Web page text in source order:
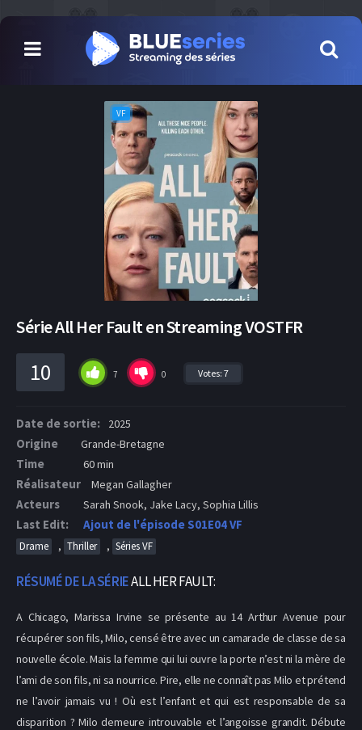
VF
Série All Her Fault en Streaming VOSTFR
10 7 0 Votes: 7
Date de sortie: 2025
Origine Grande-Bretagne
Time 60 min
Réalisateur Megan Gallagher
Acteurs Sarah Snook, Jake Lacy, Sophia Lillis
Last Edit: Ajout de l'épisode S01E04 VF
Drame , Thriller , Séries VF
RÉSUMÉ DE LA SÉRIEALL HER FAULT:
A Chicago, Marissa Irvine se présente au 14 Arthur Avenue pour
récupérer son fils, Milo, censé être avec un camarade de classe de sa
nouvelle école. Mais la femme qui lui ouvre la porte n’est ni la mère de
l’ami de son fils, ni sa nourrice. Pire, elle ne connaît pas Milo et prétend
ne l’avoir jamais vu ! Où est l’enfant et qui est responsable de sa
disparition ? Milo demeure introuvable et l’angoisse grandit. Débute